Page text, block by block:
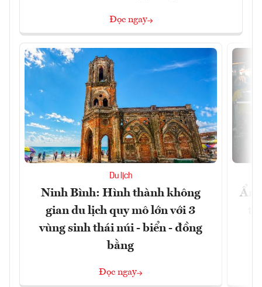
Đọc ngay
Du lịch
Ninh Bình: Hình thành không
gian du lịch quy mô lớn với 3
vùng sinh thái núi - biển - đồng
bằng
Đọc ngay
Ẩm